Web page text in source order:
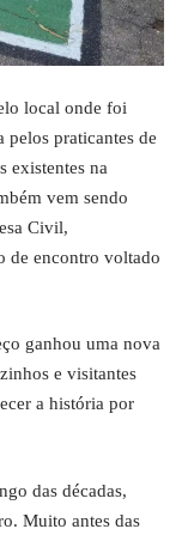
local onde foi
pelos praticantes de
existentes na
vem sendo
Civil,
de encontro voltado
ganhou uma nova
e visitantes
a história por
das décadas,
Muito antes das